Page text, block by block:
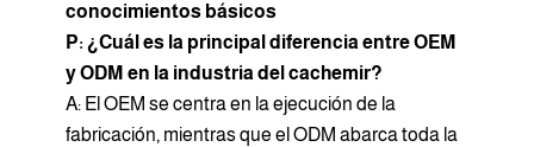
conocimientos básicos
P: ¿Cuál es la principal diferencia entre OEM
y ODM en la industria del cachemir?
A: El OEM se centra en la ejecución de la
fabricación, mientras que el ODM abarca toda la